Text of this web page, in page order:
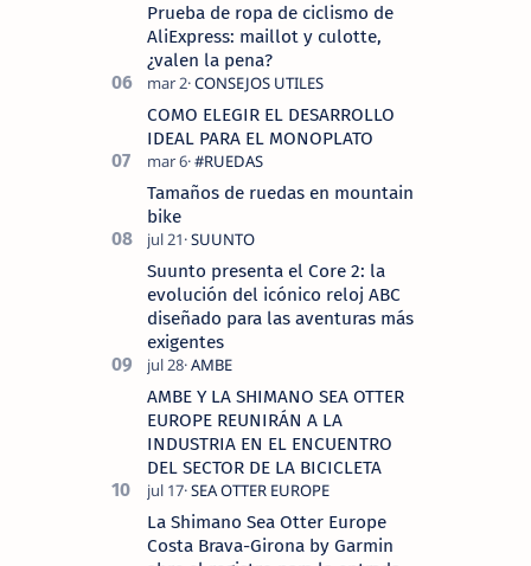
Prueba de ropa de ciclismo de
AliExpress: maillot y culotte,
¿valen la pena?
COMO ELEGIR EL DESARROLLO
IDEAL PARA EL MONOPLATO
Tamaños de ruedas en mountain
bike
Suunto presenta el Core 2: la
evolución del icónico reloj ABC
diseñado para las aventuras más
exigentes
AMBE Y LA SHIMANO SEA OTTER
EUROPE REUNIRÁN A LA
INDUSTRIA EN EL ENCUENTRO
DEL SECTOR DE LA BICICLETA
La Shimano Sea Otter Europe
Costa Brava-Girona by Garmin